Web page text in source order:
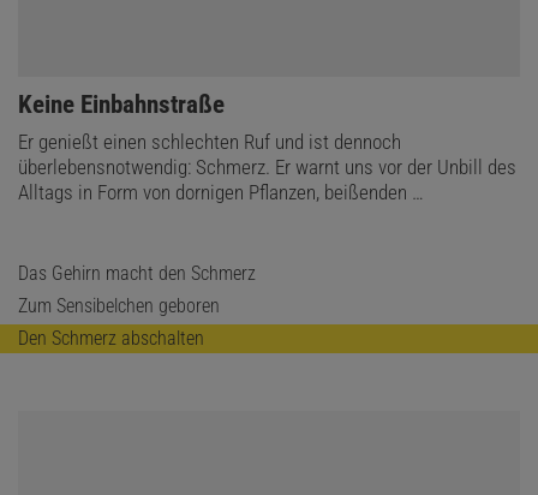
:
Keine Einbahnstraße
Er genießt einen schlechten Ruf und ist dennoch
überlebensnotwendig: Schmerz. Er warnt uns vor der Unbill des
Alltags in Form von dornigen Pflanzen, beißenden …
Das Gehirn macht den Schmerz
Zum Sensibelchen geboren
Den Schmerz abschalten